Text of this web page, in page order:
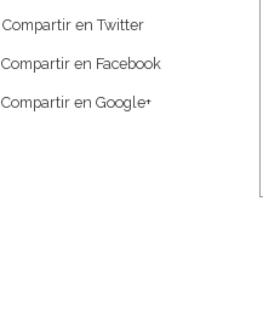
Compartir en Twitter
Compartir en Facebook
Compartir en Google+